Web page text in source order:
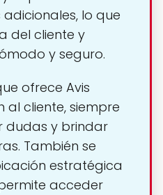
lo que
del cliente y
y seguro.
ofrece Avis
cliente, siempre
dudas y brindar
También se
estratégica
acceder